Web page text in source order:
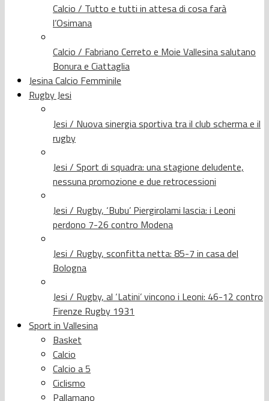
Calcio / Tutto e tutti in attesa di cosa farà
l’Osimana
Calcio / Fabriano Cerreto e Moie Vallesina salutano
Bonura e Ciattaglia
Jesina Calcio Femminile
Rugby Jesi
Jesi / Nuova sinergia sportiva tra il club scherma e il
rugby
Jesi / Sport di squadra: una stagione deludente,
nessuna promozione e due retrocessioni
Jesi / Rugby, ‘Bubu’ Piergirolami lascia: i Leoni
perdono 7-26 contro Modena
Jesi / Rugby, sconfitta netta: 85-7 in casa del
Bologna
Jesi / Rugby, al ‘Latini’ vincono i Leoni: 46-12 contro
Firenze Rugby 1931
Sport in Vallesina
Basket
Calcio
Calcio a 5
Ciclismo
Pallamano